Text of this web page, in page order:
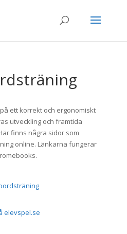
ett korrekt och ergonomiskt
utveckling och framtida
finns några sidor som
online. Länkarna fungerar
elevspel.se